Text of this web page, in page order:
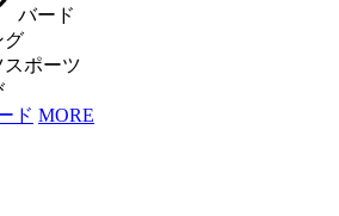
バード
グ
スポーツ
ド MORE